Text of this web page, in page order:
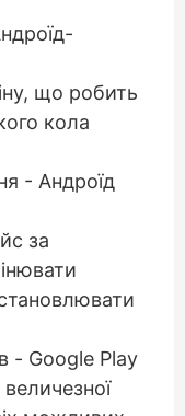
що робить
кола
- Андроїд
за
- Google Play